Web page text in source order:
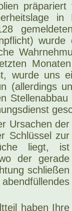
präpariert
wurde
wurde uns
(allerdings
Ursachen der
Schlüssel zur
liegt, ist
der gerade
schließen
haben Ihre